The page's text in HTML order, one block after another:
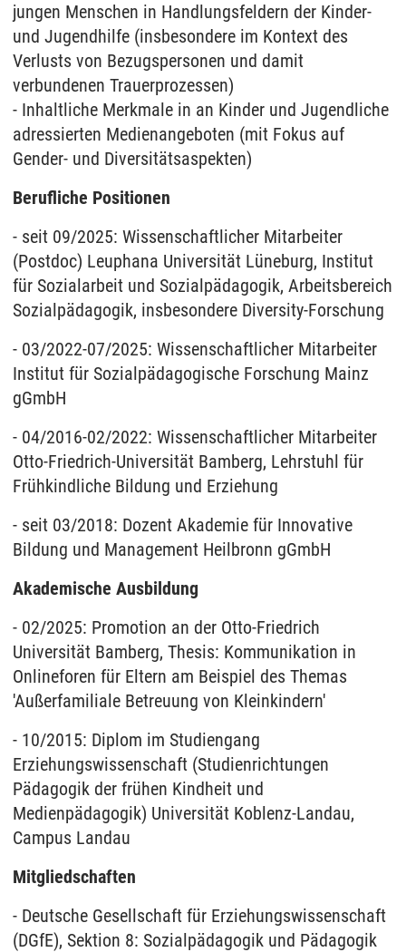
jungen Menschen in Handlungsfeldern der Kinder-
und Jugendhilfe (insbesondere im Kontext des
Verlusts von Bezugspersonen und damit
verbundenen Trauerprozessen)
- Inhaltliche Merkmale in an Kinder und Jugendliche
adressierten Medienangeboten (mit Fokus auf
Gender- und Diversitätsaspekten)
Berufliche Positionen
- seit 09/2025: Wissenschaftlicher Mitarbeiter
(Postdoc) Leuphana Universität Lüneburg, Institut
für Sozialarbeit und Sozialpädagogik, Arbeitsbereich
Sozialpädagogik, insbesondere Diversity-Forschung
- 03/2022-07/2025: Wissenschaftlicher Mitarbeiter
Institut für Sozialpädagogische Forschung Mainz
gGmbH
- 04/2016-02/2022: Wissenschaftlicher Mitarbeiter
Otto-Friedrich-Universität Bamberg, Lehrstuhl für
Frühkindliche Bildung und Erziehung
- seit 03/2018: Dozent Akademie für Innovative
Bildung und Management Heilbronn gGmbH
Akademische Ausbildung
- 02/2025: Promotion an der Otto-Friedrich
Universität Bamberg, Thesis: Kommunikation in
Onlineforen für Eltern am Beispiel des Themas
'Außerfamiliale Betreuung von Kleinkindern'
- 10/2015: Diplom im Studiengang
Erziehungswissenschaft (Studienrichtungen
Pädagogik der frühen Kindheit und
Medienpädagogik) Universität Koblenz-Landau,
Campus Landau
Mitgliedschaften
- Deutsche Gesellschaft für Erziehungswissenschaft
(DGfE), Sektion 8: Sozialpädagogik und Pädagogik